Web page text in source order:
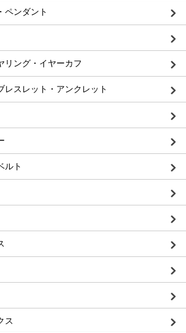
ペンダント
リング・イヤーカフ
レスレット・アンクレット
ルト
ス